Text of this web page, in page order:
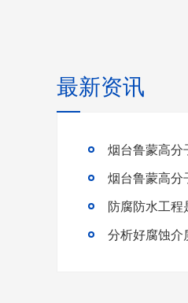
最新资讯
烟台鲁蒙高分
烟台鲁蒙高分
防腐防水工